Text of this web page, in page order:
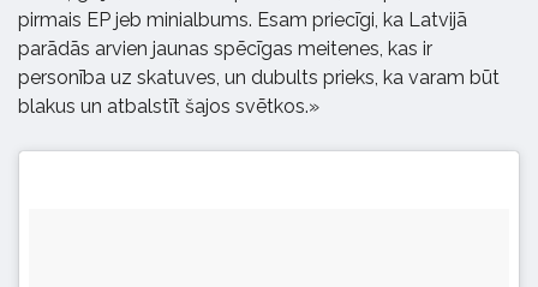
pirmais EP jeb minialbums. Esam priecīgi, ka Latvijā
parādās arvien jaunas spēcīgas meitenes, kas ir
personība uz skatuves, un dubults prieks, ka varam būt
blakus un atbalstīt šajos svētkos.»